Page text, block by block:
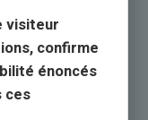
a 18h30
visiteur
confirme
énoncés
ces